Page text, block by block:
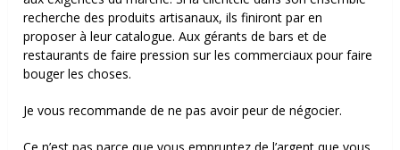
recherche des produits artisanaux, ils finiront par en
proposer à leur catalogue. Aux gérants de bars et de
restaurants de faire pression sur les commerciaux pour faire
bouger les choses.
Je vous recommande de ne pas avoir peur de négocier.